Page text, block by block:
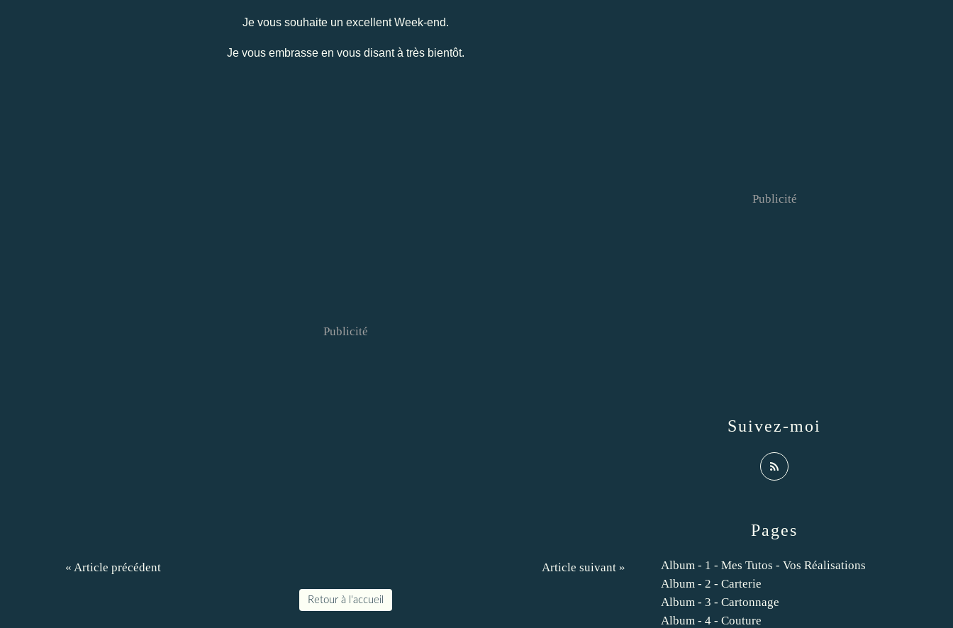
Je vous souhaite un excellent Week-end.
Je vous embrasse en vous disant à très bientôt.
Publicité
« Article précédent Article suivant »
Retour à l'accueil
Pages
Album - 1 - Mes Tutos - Vos Réalisations
Album - 2 - Carterie
Album - 3 - Cartonnage
Album - 4 - Couture
Suivez-moi
Publicité